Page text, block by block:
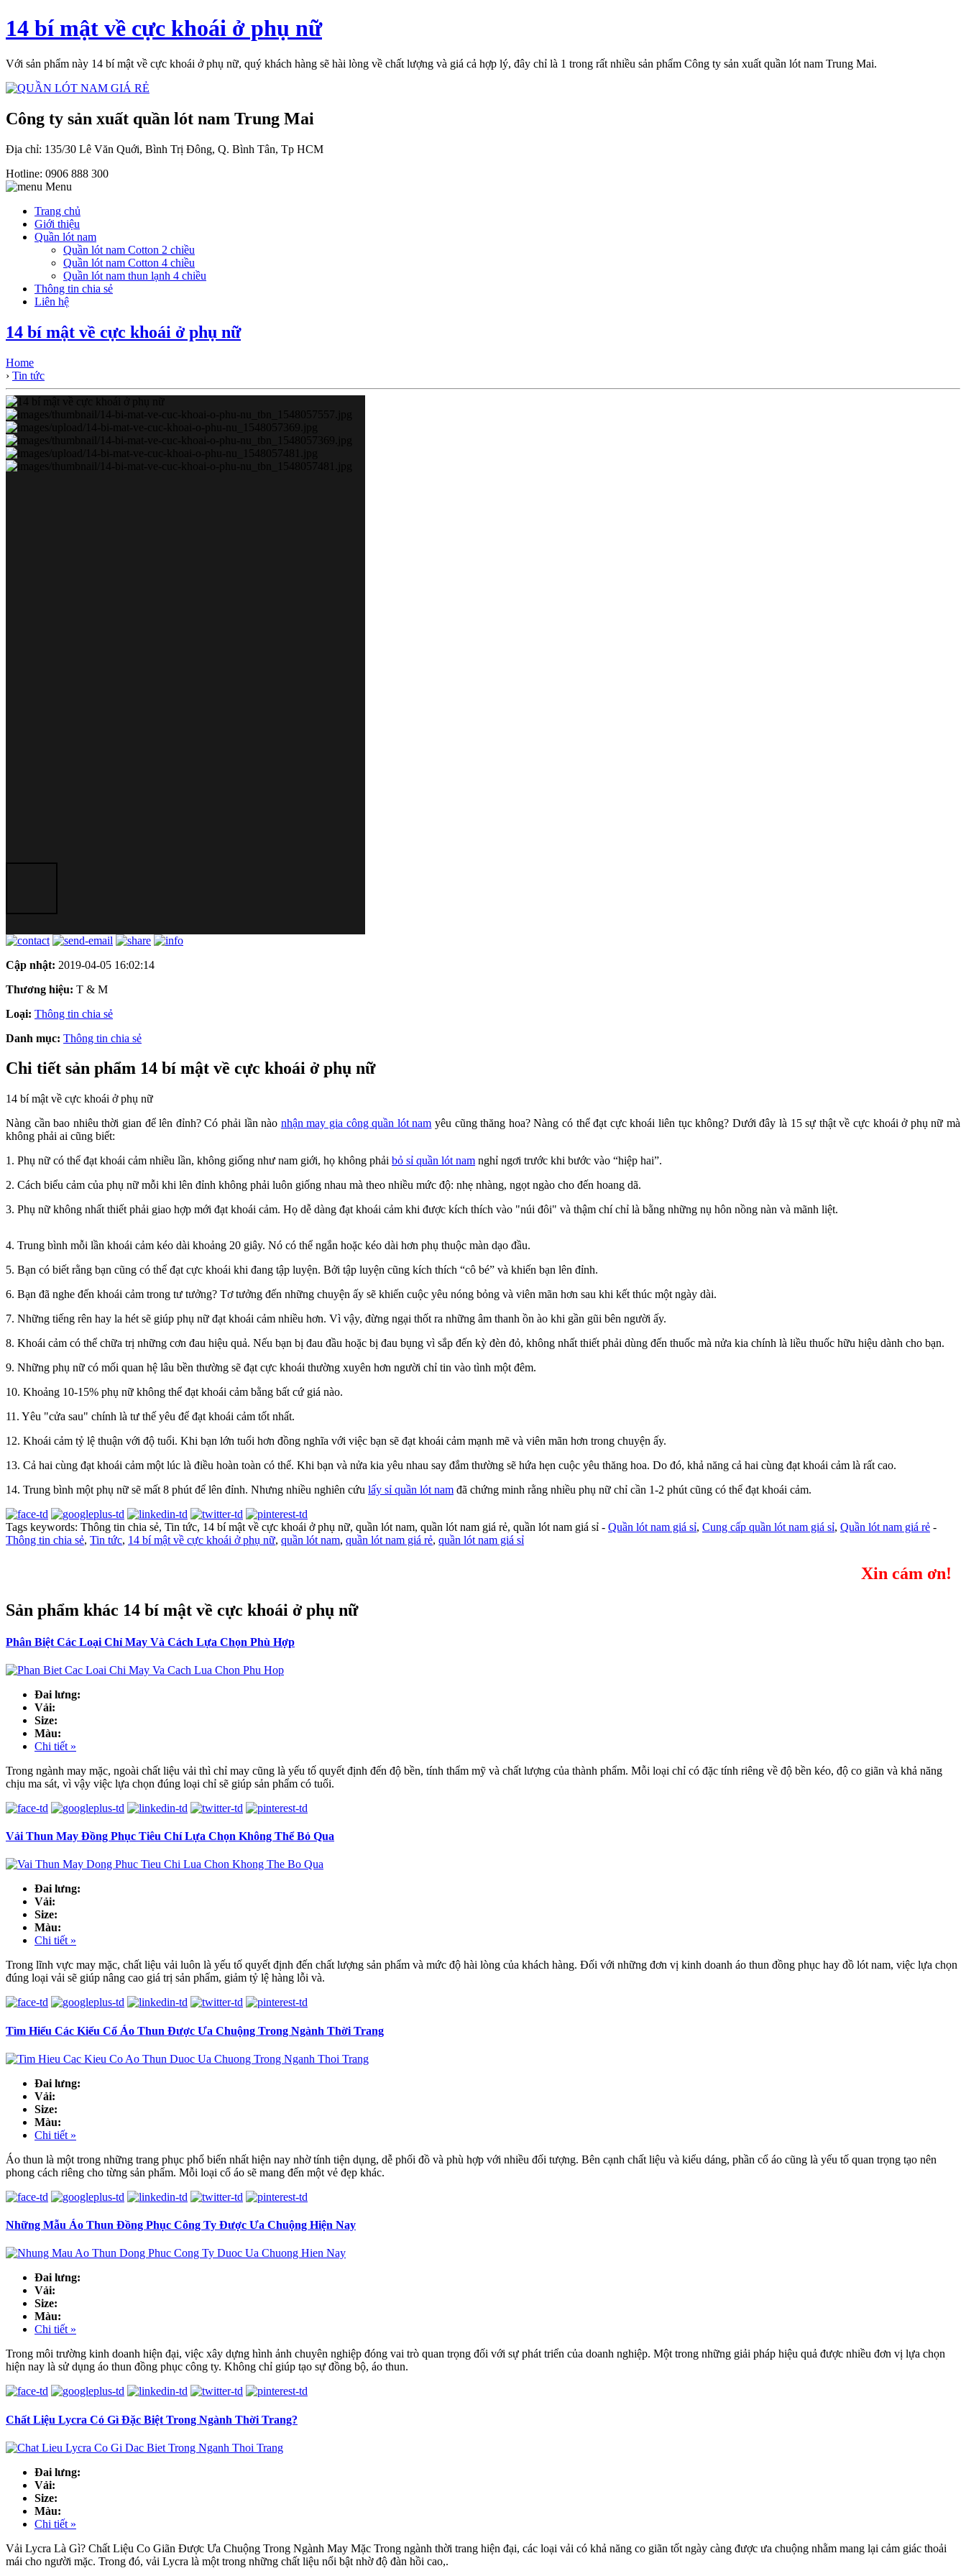
14 bí mật về cực khoái ở phụ nữ
Với sản phẩm này 14 bí mật về cực khoái ở phụ nữ, quý khách hàng sẽ hài lòng về chất lượng và giá cả hợp lý, đây chỉ là 1 trong rất nhiều sản phẩm Công ty sản xuất quần lót nam Trung Mai.
Công ty sản xuất quần lót nam Trung Mai
Địa chỉ: 135/30 Lê Văn Quới, Bình Trị Đông, Q. Bình Tân, Tp HCM
Hotline: 0906 888 300
Menu
Trang chủ
Giới thiệu
Quần lót nam
Quần lót nam Cotton 2 chiều
Quần lót nam Cotton 4 chiều
Quần lót nam thun lạnh 4 chiều
Thông tin chia sẻ
Liên hệ
14 bí mật về cực khoái ở phụ nữ
Home
› Tin tức
Cập nhật: 2019-04-05 16:02:14
Thương hiệu: T & M
Loại: Thông tin chia sẻ
Danh mục: Thông tin chia sẻ
Chi tiết sản phẩm 14 bí mật về cực khoái ở phụ nữ
14 bí mật về cực khoái ở phụ nữ
Nàng cần bao nhiêu thời gian để lên đỉnh? Có phải lần nào nhận may gia công quần lót nam yêu cũng thăng hoa? Nàng có thể đạt cực khoái liên tục không? Dưới đây là 15 sự thật về cực khoái ở phụ nữ mà
không phải ai cũng biết:
1. Phụ nữ có thể đạt khoái cảm nhiều lần, không giống như nam giới, họ không phải bỏ sỉ quần lót nam nghỉ ngơi trước khi bước vào “hiệp hai”.
2. Cách biểu cảm của phụ nữ mỗi khi lên đỉnh không phải luôn giống nhau mà theo nhiều mức độ: nhẹ nhàng, ngọt ngào cho đến hoang dã.
3. Phụ nữ không nhất thiết phải giao hợp mới đạt khoái cảm. Họ dễ dàng đạt khoái cảm khi được kích thích vào "núi đôi" và thậm chí chỉ là bằng những nụ hôn nồng nàn và mãnh liệt.
4. Trung bình mỗi lần khoái cảm kéo dài khoảng 20 giây. Nó có thể ngắn hoặc kéo dài hơn phụ thuộc màn dạo đầu.
5. Bạn có biết rằng bạn cũng có thể đạt cực khoái khi đang tập luyện. Bởi tập luyện cũng kích thích “cô bé” và khiến bạn lên đỉnh.
6. Bạn đã nghe đến khoái cảm trong tư tưởng? Tơ tưởng đến những chuyện ấy sẽ khiến cuộc yêu nóng bỏng và viên mãn hơn sau khi kết thúc một ngày dài.
7. Những tiếng rên hay la hét sẽ giúp phụ nữ đạt khoái cảm nhiều hơn. Vì vậy, đừng ngại thốt ra những âm thanh ồn ào khi gần gũi bên người ấy.
8. Khoái cảm có thể chữa trị những cơn đau hiệu quả. Nếu bạn bị đau đầu hoặc bị đau bụng vì sắp đến kỳ đèn đỏ, không nhất thiết phải dùng đến thuốc mà nửa kia chính là liều thuốc hữu hiệu dành cho bạn.
9. Những phụ nữ có mối quan hệ lâu bền thường sẽ đạt cực khoái thường xuyên hơn người chỉ tin vào tình một đêm.
10. Khoảng 10-15% phụ nữ không thể đạt khoái cảm bằng bất cứ giá nào.
11. Yêu "cửa sau" chính là tư thế yêu để đạt khoái cảm tốt nhất.
12. Khoái cảm tỷ lệ thuận với độ tuổi. Khi bạn lớn tuổi hơn đồng nghĩa với việc bạn sẽ đạt khoái cảm mạnh mẽ và viên mãn hơn trong chuyện ấy.
13. Cả hai cùng đạt khoái cảm một lúc là điều hoàn toàn có thể. Khi bạn và nửa kia yêu nhau say đắm thường sẽ hứa hẹn cuộc yêu thăng hoa. Do đó, khả năng cả hai cùng đạt khoái cảm là rất cao.
14. Trung bình một phụ nữ sẽ mất 8 phút để lên đỉnh. Nhưng nhiều nghiên cứu lấy sỉ quần lót nam đã chứng minh rằng nhiều phụ nữ chỉ cần 1-2 phút cũng có thể đạt khoái cảm.
Tags keywords: Thông tin chia sẻ, Tin tức, 14 bí mật về cực khoái ở phụ nữ, quần lót nam, quần lót nam giá rẻ, quần lót nam giá sỉ - Quần lót nam giá sỉ, Cung cấp quần lót nam giá sỉ, Quần lót nam giá rẻ -
Thông tin chia sẻ, Tin tức, 14 bí mật về cực khoái ở phụ nữ, quần lót nam, quần lót nam giá rẻ, quần lót nam giá sỉ
Xin cám ơn!
Sản phẩm khác 14 bí mật về cực khoái ở phụ nữ
Phân Biệt Các Loại Chỉ May Và Cách Lựa Chọn Phù Hợp
Đai lưng:
Vải:
Size:
Màu:
Chi tiết »
Trong ngành may mặc, ngoài chất liệu vải thì chỉ may cũng là yếu tố quyết định đến độ bền, tính thẩm mỹ và chất lượng của thành phẩm. Mỗi loại chỉ có đặc tính riêng về độ bền kéo, độ co giãn và khả năng
chịu ma sát, vì vậy việc lựa chọn đúng loại chỉ sẽ giúp sản phẩm có tuổi.
Vải Thun May Đồng Phục Tiêu Chí Lựa Chọn Không Thể Bỏ Qua
Đai lưng:
Vải:
Size:
Màu:
Chi tiết »
Trong lĩnh vực may mặc, chất liệu vải luôn là yếu tố quyết định đến chất lượng sản phẩm và mức độ hài lòng của khách hàng. Đối với những đơn vị kinh doanh áo thun đồng phục hay đồ lót nam, việc lựa chọn
đúng loại vải sẽ giúp nâng cao giá trị sản phẩm, giảm tỷ lệ hàng lỗi và.
Tìm Hiểu Các Kiểu Cổ Áo Thun Được Ưa Chuộng Trong Ngành Thời Trang
Đai lưng:
Vải:
Size:
Màu:
Chi tiết »
Áo thun là một trong những trang phục phổ biến nhất hiện nay nhờ tính tiện dụng, dễ phối đồ và phù hợp với nhiều đối tượng. Bên cạnh chất liệu và kiểu dáng, phần cổ áo cũng là yếu tố quan trọng tạo nên
phong cách riêng cho từng sản phẩm. Mỗi loại cổ áo sẽ mang đến một vẻ đẹp khác.
Những Mẫu Áo Thun Đồng Phục Công Ty Được Ưa Chuộng Hiện Nay
Đai lưng:
Vải:
Size:
Màu:
Chi tiết »
Trong môi trường kinh doanh hiện đại, việc xây dựng hình ảnh chuyên nghiệp đóng vai trò quan trọng đối với sự phát triển của doanh nghiệp. Một trong những giải pháp hiệu quả được nhiều đơn vị lựa chọn
hiện nay là sử dụng áo thun đồng phục công ty. Không chỉ giúp tạo sự đồng bộ, áo thun.
Chất Liệu Lycra Có Gì Đặc Biệt Trong Ngành Thời Trang?
Đai lưng:
Vải:
Size:
Màu:
Chi tiết »
Vải Lycra Là Gì? Chất Liệu Co Giãn Được Ưa Chuộng Trong Ngành May Mặc Trong ngành thời trang hiện đại, các loại vải có khả năng co giãn tốt ngày càng được ưa chuộng nhằm mang lại cảm giác thoải
mái cho người mặc. Trong đó, vải Lycra là một trong những chất liệu nổi bật nhờ độ đàn hồi cao,.